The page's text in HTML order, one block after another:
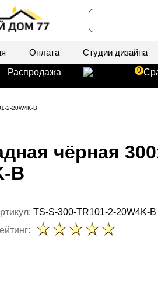
Оплата Студии дизайна
Распродажа
0
2-20W4K-B
чёрная
B
TS-S-300-TR101-2-20W4K-B